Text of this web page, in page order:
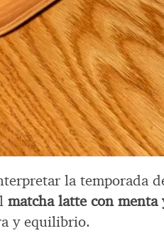
la temporada
matcha latte con menta
y equilibrio.